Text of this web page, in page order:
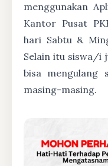
menggunakan
Kantor Pusat
hari Sabtu &
Selain itu siswa/i
bisa mengulang
masing-masing.